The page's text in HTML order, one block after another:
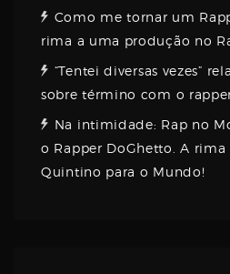
Como me tornar um
rima a uma produção no
“Tentei diversas vezes”
sobre término com o
Na intimidade: Rap no
o Rapper DoGhetto. A rima
Quintino para o Mundo!